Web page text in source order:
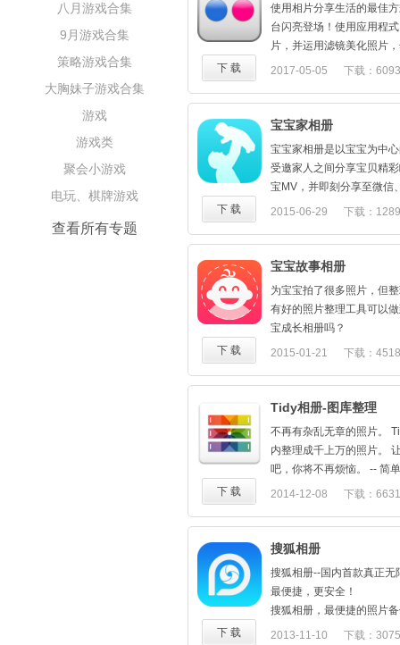
八月游戏合集
9月游戏合集
策略游戏合集
大胸妹子游戏合集
游戏
游戏类
聚会小游戏
电玩、棋牌游戏
查看所有专题
应"第一次"记录事件。针
自动载入孕妇记录事件。
账号共享--爸爸妈妈从各
照片。
业界顶级云存储方案--保证
密码被破解而导致数据被
拍照事件提醒--量身定制
提醒，保证不会错过宝宝
照片自动整理--根据拍摄
享。
照片描述--每张照片都生
多宝宝切换--不同宝宝间
画面。
最私密亲友圈-- 只把照片
友，不用担心曝光风险。
欢迎关注新浪微博@诺文
间轴、专辑相册、城市相
片备注，拍照就能记日记
一个飞快的相册，启动快
一个方便的相册，长按选
移动、回收、恢复，批量
一个隐私的相册，隐私照
护，离开后隐私相册还能
一个安全的相册，照片可
以恢复，时光可以倒流了
一个自己的壁纸库，照片
一个强大的图库：管理手
隐藏图片，不想看到的图
进行中
使用相片分享生活的最佳
台闪亮登场！使用应用程
片，并运用滤镜美化照片
Twitter、Tumblr 及更多位
透过你希望使用的任何工
和电视）观看行动装置拍
机拍摄，然后使用自订滤
2.何时何地均能分享相片
上载相片至 Flickr 的同时
具与 Facebook、Twitter
享，这一切尽在 Flickr
透过使用 Android 应用程
的附加功能，例如功能超
组、有趣的相片应用程式
Flickr 网站一样，使用
沿用 Flickr 简单的隐私权
2017-05-05 下载：
下 载
宝宝家相册
宝宝家相册是以宝宝为中
受邀家人之间分享宝贝精
宝MV，并即刻分享至微信
感动传递。
1、随手添加，不丢失一张
2、家人共建，汇聚宝宝的
3、当导演，制作华丽宝宝
4、安全私密，只有被邀
护隐私，绝对安全。
客户服务、意见答疑请联系
客服微信号 :
客服QQ号 : 2625686410
2015-06-29 下载：
下 载
宝宝故事相册
为宝宝拍了很多照片，但
有好的照片整理工具可以
宝成长相册吗？
真想把宝宝成长的点点滴
吗？
宝宝故事相册，自动汇聚
得更简单、更完整、更有
l 汇聚
汇聚存放在各种媒质中的
DV、存储卡、硬盘）宝宝
点自动排序，宝宝完整的
l 故事
不再是一张张的照片，而
成的一个个宝宝成长故事
费力!
l 整理
2015-01-21 下载：
下 载
Tidy相册-图库整理
不再有杂乱无章的照片。
内整理成千上万的照片。
吧，你将不再烦恼。 -- 简
可实现分组。 -按时间，地
要的功能 -分享：邮件，短
Facebook, Instagram ，
更新敬请期待） 开始你的
Tidy，它会帮助你保存美
淹没在杂乱成堆的照片里
择。 请试用（免费）后告
2014-12-08 下载：
下 载
搜狐相册
搜狐相册--国内首款真正
最便捷，更安全！
搜狐相册，最便捷的照片
户，专业团队打造，品质
2013-11-10 下载：
下 载